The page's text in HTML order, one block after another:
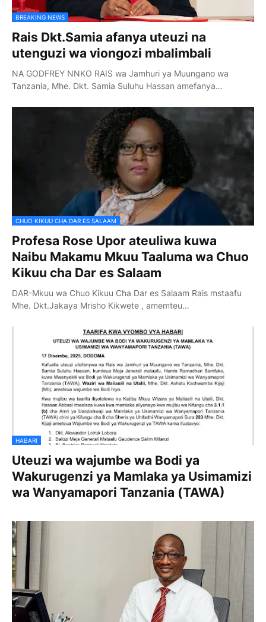
BREAKING NEWS
Rais Dkt.Samia afanya uteuzi na
utenguzi wa viongozi mbalimbali
NA GODFREY NNKO RAIS wa Jamhuri ya Muungano wa
Tanzania, Mhe. Dkt. Samia Suluhu Hassan amefanya…
CHUO KIKUU CHA DAR ES SALAAM
Profesa Rose Upor ateuliwa kuwa
Naibu Makamu Mkuu Taaluma wa Chuo
Kikuu cha Dar es Salaam
DAR-Mkuu wa Chuo Kikuu Cha Dar es Salaam Rais mstaafu
Mhe. Dkt.Jakaya Mrisho Kikwete , amemteu…
HABARI
Uteuzi wa wajumbe wa Bodi ya
Wakurugenzi ya Mamlaka ya Usimamizi
wa Wanyamapori Tanzania (TAWA)